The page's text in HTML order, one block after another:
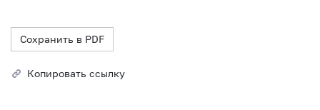
Сохранить в PDF
Копировать ссылку